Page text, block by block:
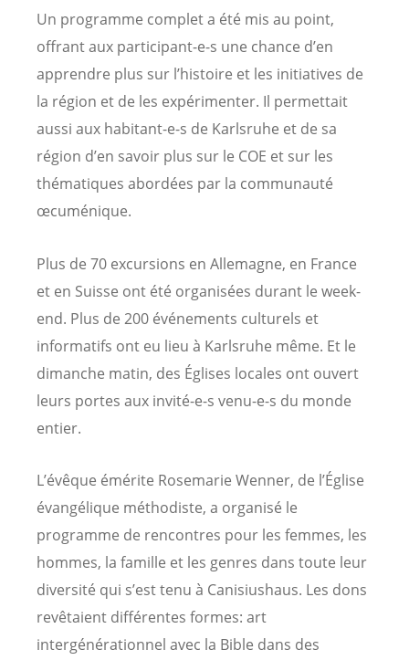
Un programme complet a été mis au point,
offrant aux participant-e-s une chance d’en
apprendre plus sur l’histoire et les initiatives de
la région et de les expérimenter. Il permettait
aussi aux habitant-e-s de Karlsruhe et de sa
région d’en savoir plus sur le COE et sur les
thématiques abordées par la communauté
œcuménique.
Plus de 70 excursions en Allemagne, en France
et en Suisse ont été organisées durant le week-
end. Plus de 200 événements culturels et
informatifs ont eu lieu à Karlsruhe même. Et le
dimanche matin, des Églises locales ont ouvert
leurs portes aux invité-e-s venu-e-s du monde
entier.
L’évêque émérite Rosemarie Wenner, de l’Église
évangélique méthodiste, a organisé le
programme de rencontres pour les femmes, les
hommes, la famille et les genres dans toute leur
diversité qui s’est tenu à Canisiushaus. Les dons
revêtaient différentes formes: art
intergénérationnel avec la Bible dans des